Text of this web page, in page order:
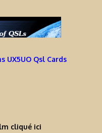
UX5UO Qsl Cards
cliqué ici